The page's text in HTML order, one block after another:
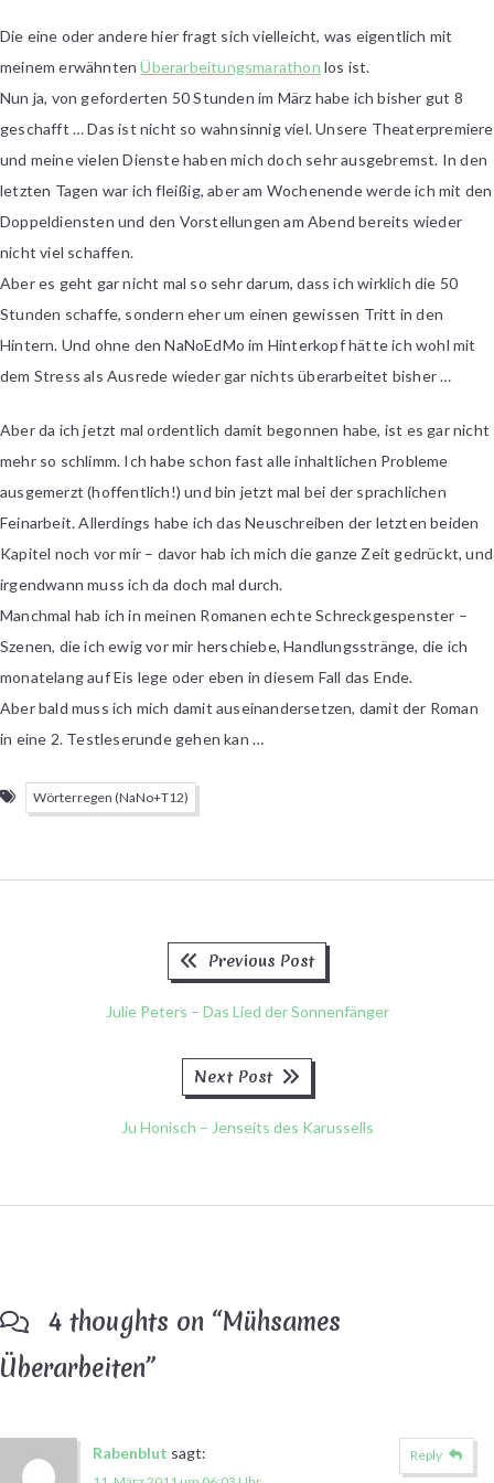
Die eine oder andere hier fragt sich vielleicht, was eigentlich mit
meinem erwähntenÜberarbeitungsmarathon los ist.
Nun ja, von geforderten 50 Stunden im März habe ich bisher gut 8
geschafft … Das ist nicht so wahnsinnig viel. Unsere Theaterpremiere
und meine vielen Dienste haben mich doch sehr ausgebremst. In den
letzten Tagen war ich fleißig, aber am Wochenende werde ich mit den
Doppeldiensten und den Vorstellungen am Abend bereits wieder
nicht viel schaffen.
Aber es geht gar nicht mal so sehr darum, dass ich wirklich die 50
Stunden schaffe, sondern eher um einen gewissen Tritt in den
Hintern. Und ohne den NaNoEdMo im Hinterkopf hätte ich wohl mit
dem Stress als Ausrede wieder gar nichts überarbeitet bisher …
Aber da ich jetzt mal ordentlich damit begonnen habe, ist es gar nicht
mehr so schlimm. Ich habe schon fast alle inhaltlichen Probleme
ausgemerzt (hoffentlich!) und bin jetzt mal bei der sprachlichen
Feinarbeit. Allerdings habe ich das Neuschreiben der letzten beiden
Kapitel noch vor mir – davor hab ich mich die ganze Zeit gedrückt, und
irgendwann muss ich da doch mal durch.
Manchmal hab ich in meinen Romanen echte Schreckgespenster –
Szenen, die ich ewig vor mir herschiebe, Handlungsstränge, die ich
monatelang auf Eis lege oder eben in diesem Fall das Ende.
Aber bald muss ich mich damit auseinandersetzen, damit der Roman
in eine 2. Testleserunde gehen kan …
Wörterregen (NaNo+T12)
BeitragsnavigationPrevious Post
Julie Peters – Das Lied der Sonnenfänger
Next Post
Ju Honisch – Jenseits des Karussells
4 thoughts on “Mühsames
Überarbeiten”
Rabenblut sagt: Reply